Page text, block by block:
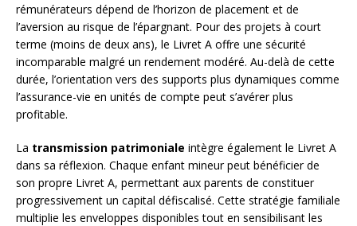
rémunérateurs dépend de l’horizon de placement et de
l’aversion au risque de l’épargnant. Pour des projets à court
terme (moins de deux ans), le Livret A offre une sécurité
incomparable malgré un rendement modéré. Au-delà de cette
durée, l’orientation vers des supports plus dynamiques comme
l’assurance-vie en unités de compte peut s’avérer plus
profitable.
La transmission patrimoniale intègre également le Livret A
dans sa réflexion. Chaque enfant mineur peut bénéficier de
son propre Livret A, permettant aux parents de constituer
progressivement un capital défiscalisé. Cette stratégie familiale
multiplie les enveloppes disponibles tout en sensibilisant les